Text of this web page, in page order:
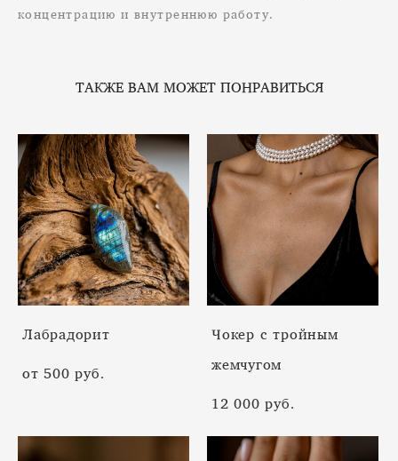
концентрацию и внутреннюю работу.
ТАКЖЕ ВАМ МОЖЕТ ПОНРАВИТЬСЯ
Лабрадорит
от 500 pуб.
Чокер с тройным
жемчугом
12 000 pуб.